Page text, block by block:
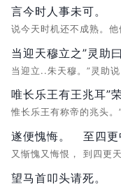
言今时人事未可。
说今天时机还不成熟。他
当迎天穆立之”灵助
当迎立..朱天穆。”灵助
唯长乐王有王兆耳”
惟长乐王有称帝的兆头
遂便愧悔。
又惭愧又悔恨，
至四更
到四更
望马首叩头请死。